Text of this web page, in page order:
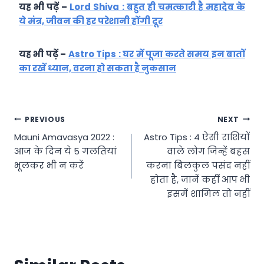
यह भी पढ़ें – Lord Shiva : बहुत ही चमत्कारी है महादेव के
ये मंत्र, जीवन की हर परेशानी होंगी दूर
यह भी पढ़ें – Astro Tips : घर में पूजा करते समय इन बातों
का रखें ध्यान, वरना हो सकता है नुकसान
Post
navigation
PREVIOUS
Mauni Amavasya 2022 :
आज के दिन ये 5 गलतियां
भूलकर भी न करें
NEXT
Astro Tips : 4 ऐसी राशियों
वाले लोग जिन्हें बहस
करना बिलकुल पसंद नहीं
होता है, जानें कहीं आप भी
इसमें शामिल तो नहीं